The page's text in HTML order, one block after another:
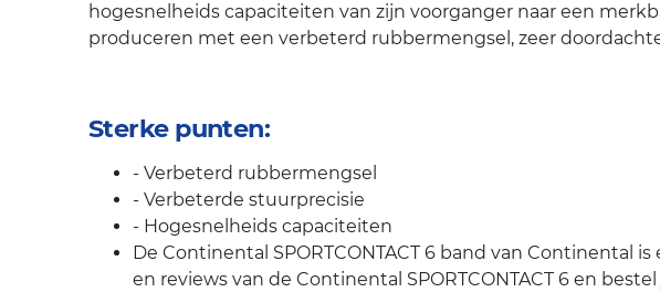
hogesnelheids capaciteiten van zijn voorganger naar een
produceren met een verbeterd rubbermengsel, zeer
Sterke punten:
- Verbeterd rubbermengsel
- Verbeterde stuurprecisie
- Hogesnelheids capaciteiten
De Continental SPORTCONTACT 6 band van Continental
en reviews van de Continental SPORTCONTACT 6 en